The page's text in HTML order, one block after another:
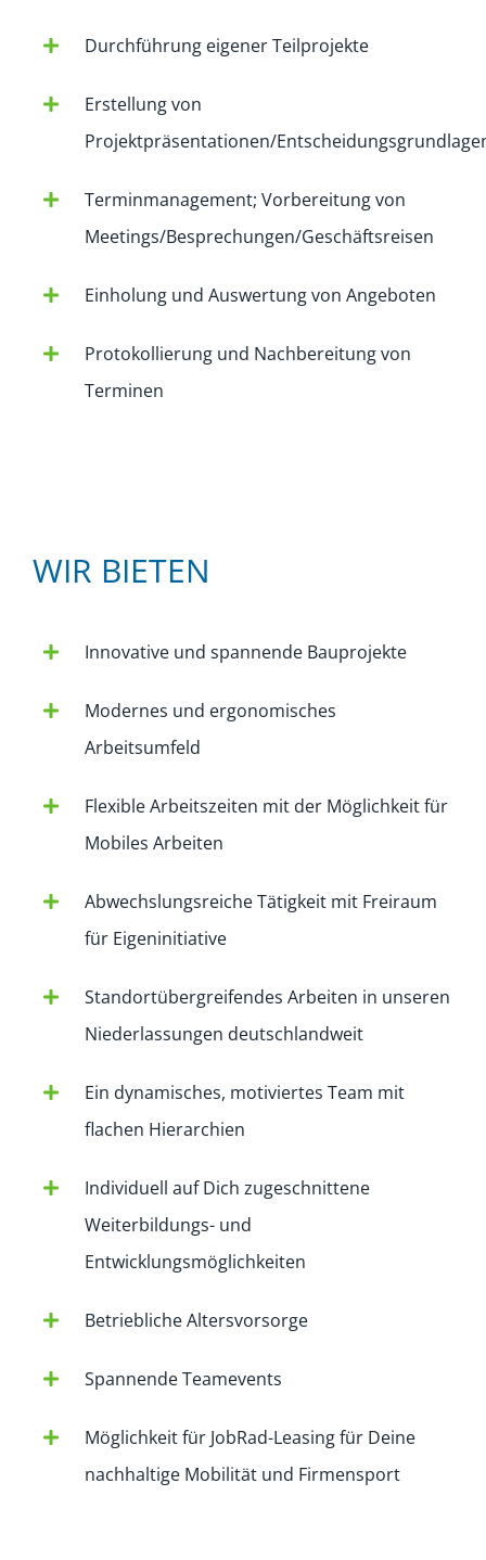
Durchführung eigener Teilprojekte
Erstellung von
Projektpräsentationen/
Terminmanagement; Vorbereitung von
Meetings/Besprechungen/Geschäftsreisen
Einholung und Auswertung von Angeboten
Protokollierung und Nachbereitung von
Terminen
WIR BIETEN
Innovative und spannende Bauprojekte
Modernes und ergonomisches
Arbeitsumfeld
Flexible Arbeitszeiten mit der Möglichkeit für
Mobiles Arbeiten
Abwechslungsreiche Tätigkeit mit Freiraum
für Eigeninitiative
Standortübergreifendes Arbeiten in unseren
Niederlassungen deutschlandweit
Ein dynamisches, motiviertes Team mit
flachen Hierarchien
Individuell auf Dich zugeschnittene
Weiterbildungs- und
Entwicklungsmöglichkeiten
Betriebliche Altersvorsorge
Spannende Teamevents
Möglichkeit für JobRad-Leasing für Deine
nachhaltige Mobilität und Firmensport